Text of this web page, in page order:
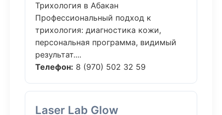
Трихология в Абакан
Профессиональный подход к
трихология: диагностика кожи,
персональная программа, видимый
результат....
Телефон: 8 (970) 502 32 59
Laser Lab Glow